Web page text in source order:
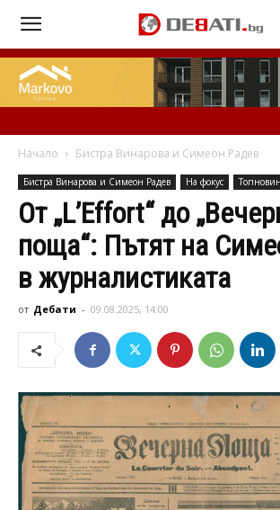
Начало Бистра Винарова и Симеон Радев
Бистра Винарова и Симеон Радев На фокус
От „L’Effort“ до
поща“: Пътят на
в журналистиката
от Дебати - 09.08.2025, 14:00